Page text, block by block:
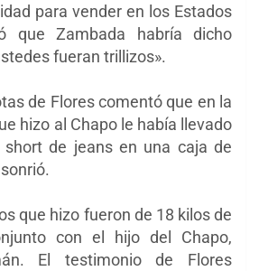
para vender en los Estados
que Zambada habría dicho
fueran trillizos».
de Flores comentó que en la
hizo al Chapo le había llevado
de jeans en una caja de
que hizo fueron de 18 kilos de
con el hijo del Chapo,
El testimonio de Flores